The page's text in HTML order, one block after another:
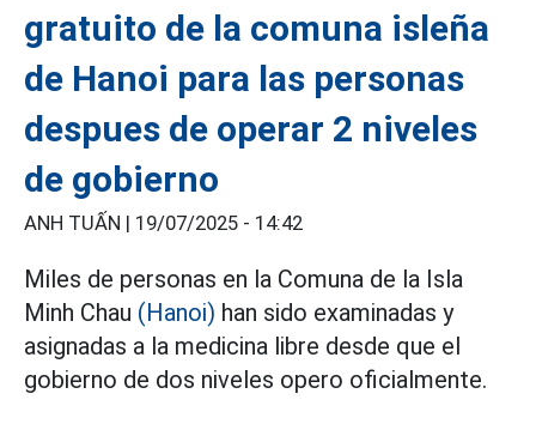
gratuito de la comuna isleña
de Hanoi para las personas
despues de operar 2 niveles
de gobierno
ANH TUẤN | 19/07/2025 - 14:42
Miles de personas en la Comuna de la Isla
Minh Chau (Hanoi) han sido examinadas y
asignadas a la medicina libre desde que el
gobierno de dos niveles opero oficialmente.